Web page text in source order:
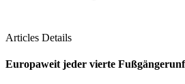
Articles Details
Europaweit jeder vierte